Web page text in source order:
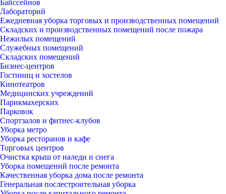
Байссейнов
Лабораторий
Ежедневная уборка торговых и производственных помещений
Складских и производственных помещений после пожара
Нежилых помещений
Служебных помещений
Складских помещений
Бизнес-центров
Гостиниц и хостелов
Кинотеатров
Медицинских учреждений
Парикмахерских
Парковок
Спортзалов и фитнес-клубов
Уборка метро
Уборка ресторанов и кафе
Торговых центров
Очистка крыш от наледи и снега
Уборка помещений после ремонта
Качественная уборка дома после ремонта
Генеральная послестроительная уборка